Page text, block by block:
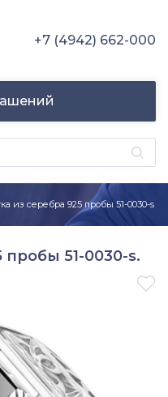
+7 (4942) 662-000
из серебра 925 пробы 51-0030-s
пробы 51-0030-s.
